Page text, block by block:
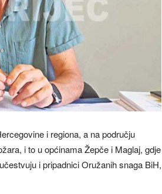
i regiona, a na području
i to u općinama Žepče i Maglaj, gdje
i pripadnici Oružanih snaga BiH,